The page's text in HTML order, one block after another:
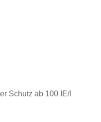
Schutz ab 100 IE/l